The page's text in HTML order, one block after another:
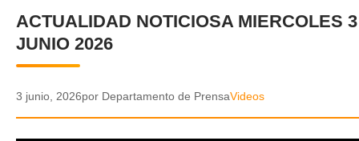
DEPORTES
POLICIAL
✕
ACTUALIDAD NOTICIOSA MIERCOLES
JUNIO 2026
3 junio, 2026por Departamento de PrensaVideos